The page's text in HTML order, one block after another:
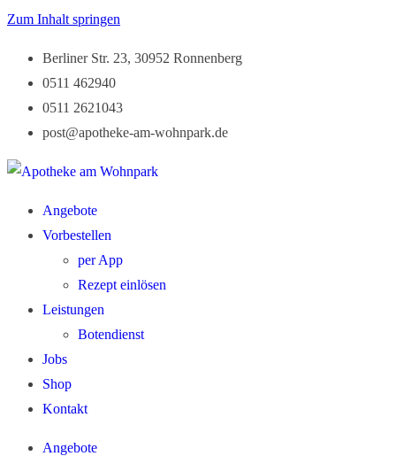
Zum Inhalt springen
Berliner Str. 23, 30952 Ronnenberg
0511 462940
0511 2621043
post@apotheke-am-wohnpark.de
Angebote
Vorbestellen
per App
Rezept einlösen
Leistungen
Botendienst
Jobs
Shop
Kontakt
Angebote